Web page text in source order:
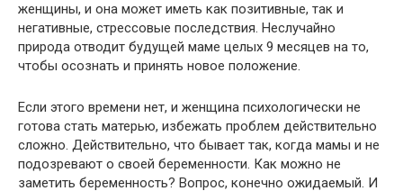
женщины, и она может иметь как позитивные, так и
негативные, стрессовые последствия. Неслучайно
природа отводит будущей маме целых 9 месяцев на то,
чтобы осознать и принять новое положение.
Если этого времени нет, и женщина психологически не
готова стать матерью, избежать проблем действительно
сложно. Действительно, что бывает так, когда мамы и не
подозревают о своей беременности. Как можно не
заметить беременность? Вопрос, конечно ожидаемый. И